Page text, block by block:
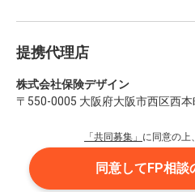
提携代理店
株式会社保険デザイン
〒550-0005 大阪府大阪市西区西
「共同募集」 に同意の上
同意してFP相談